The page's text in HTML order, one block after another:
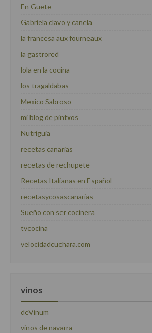
En Guete
Gabriela clavo y canela
la francesa aux fourneaux
la gastrored
lola en la cocina
los tragaldabas
Mexico Sabroso
mi blog de pintxos
Nutriguia
recetas canarias
recetas de rechupete
Recetas Italianas en Español
recetasycosascanarias
Sueño con ser cocinera
tvcocina
velocidadcuchara.com
vinos
deVinum
vinos de navarra